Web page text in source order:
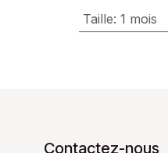
Taille: 1 mois
Contactez-nous